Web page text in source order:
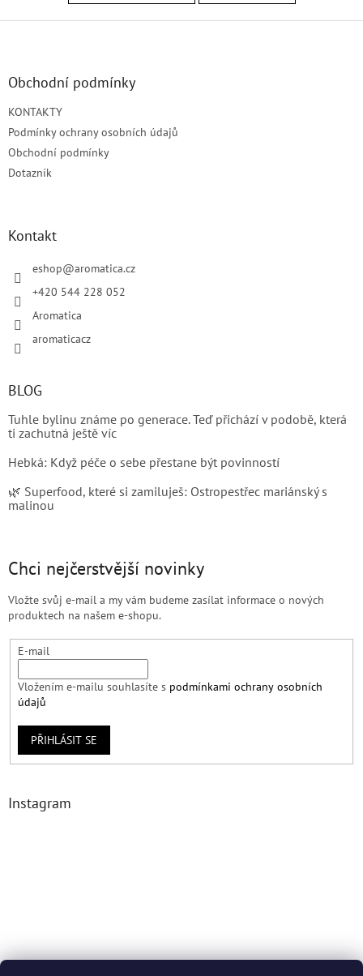
Obchodní podmínky
KONTAKTY
Podmínky ochrany osobních údajů
Obchodní podmínky
Dotazník
Kontakt
eshop@aromatica.cz
+420 544 228 052
Aromatica
aromaticacz
BLOG
Tuhle bylinu známe po generace. Teď přichází v podobě, která
ti zachutná ještě víc
Hebká: Když péče o sebe přestane být povinností
🌿 Superfood, které si zamiluješ: Ostropestřec mariánský s
malinou
Chci nejčerstvější novinky
Vložte svůj e-mail a my vám budeme zasílat informace o nových
produktech na našem e-shopu.
E-mail
Vložením e-mailu souhlasíte s podmínkami ochrany osobních
údajů
PŘIHLÁSIT SE
Instagram